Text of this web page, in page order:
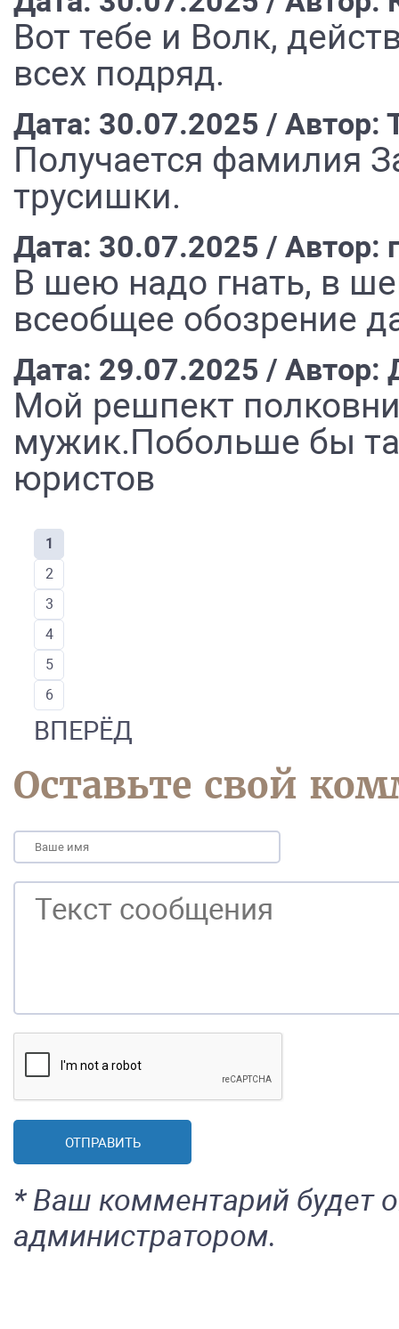
Вот тебе и Волк,
всех подряд.
Дата: 30.07.2025 / Автор:
Получается фамилия
трусишки.
Дата: 30.07.2025 / Автор:
В шею надо гнать, в
всеобщее обозрение
Дата: 29.07.2025 / Автор:
Мой решпект
мужик.Побольше бы
юристов
1
2
3
4
5
6
ВПЕРЁД
Оставьте свой
* Ваш комментарий будет
администратором.